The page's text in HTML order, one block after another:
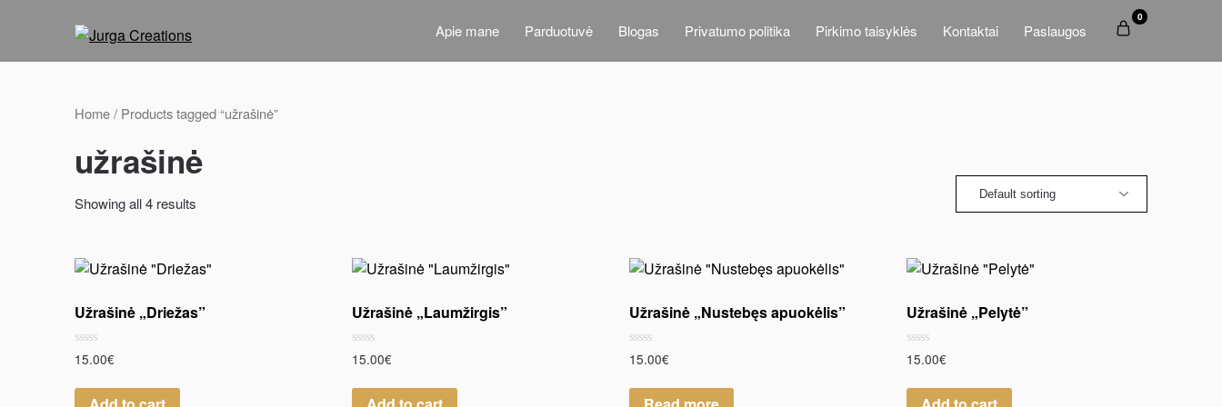
Apie mane Parduotuvė Blogas Privatumo politika Pirkimo taisyklės Kontaktai Paslaugos
0
Home/ Products tagged “užrašinė”
užrašinė
Showing all 4 results
Užrašinė „Driežas”
Rated
0
of
15.00€
Užrašinė „Laumžirgis”
Rated
0
of
15.00€
Užrašinė „Nustebęs apuokėlis”
Rated
0
of
15.00€
Užrašinė „Pelytė”
Rated
0
of
15.00€